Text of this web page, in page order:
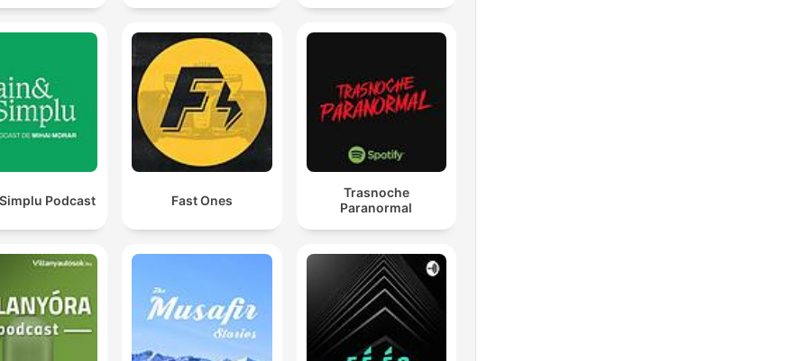
Podcast Fast Ones
Trasnoche
Paranormal